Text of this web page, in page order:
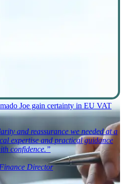
Joe gain certainty in EU VAT
and reassurance we needed at a
expertise and practical guidance
confidence.”
Director